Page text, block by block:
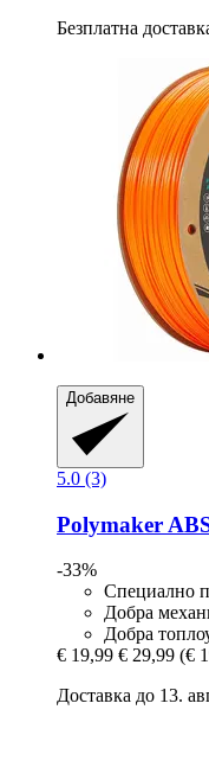
Безплатна
Добавяне
5.0 (3)
Polymaker
-33%
Специално
Добра
Добра
€ 19,99 € 29,99 (€
Доставка до 13.